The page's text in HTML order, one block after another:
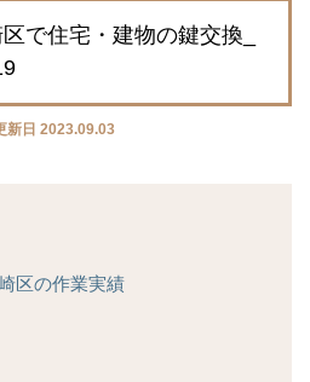
で住宅・建物の鍵交換_
新日 2023.09.03
区の作業実績